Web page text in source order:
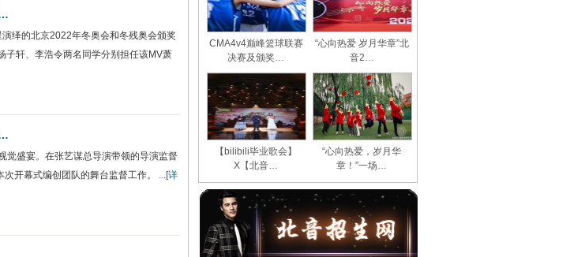
绎的北京2022年冬奥会和冬残奥会颁奖
子轩、李浩令两名同学分别担任该MV萧
觉盛宴。在张艺谋总导演带领的导演监督
开幕式编创团队的舞台监督工作。
...[详
CMA4v4巅峰篮球联赛
决赛及颁奖…
“心向热爱 岁月华章‌”北
音2…
【bilibili毕业歌会】
X【北音…
“心向热爱，岁月华
章！”一场…